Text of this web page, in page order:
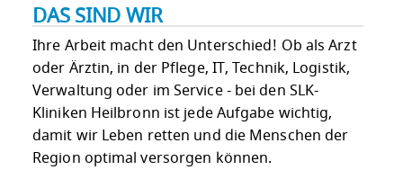
DAS SIND WIR
Ihre Arbeit macht den Unterschied! Ob als Arzt
oder Ärztin, in der Pflege, IT, Technik, Logistik,
Verwaltung oder im Service - bei den SLK-
Kliniken Heilbronn ist jede Aufgabe wichtig,
damit wir Leben retten und die Menschen der
Region optimal versorgen können.